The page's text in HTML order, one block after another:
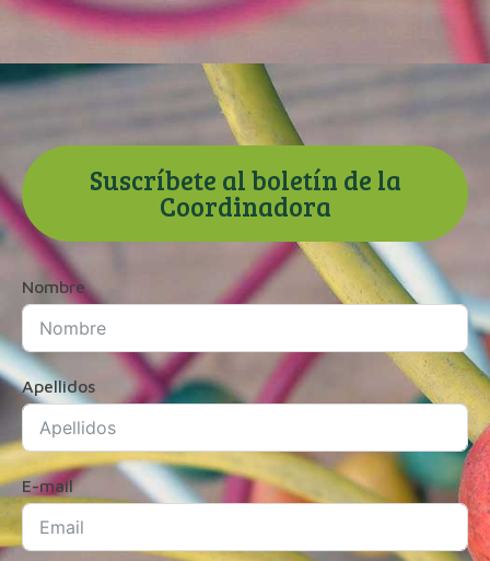
Suscríbete al boletín de la
Coordinadora
Nombre
Apellidos
E-mail